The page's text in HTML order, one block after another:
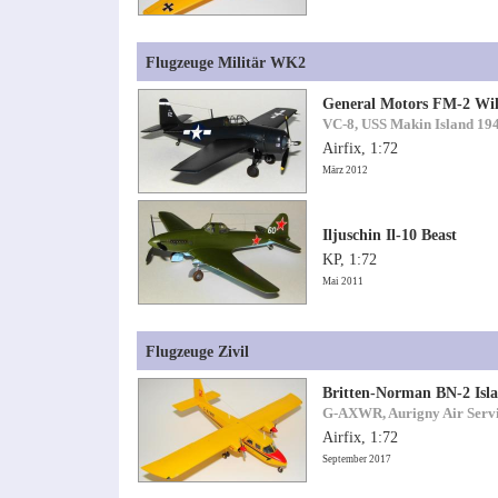
Flugzeuge Militär WK2
General Motors FM-2
VC-8, USS Makin Island
Airfix, 1:72
März 2012
Iljuschin Il-10 Beast
KP, 1:72
Mai 2011
Flugzeuge Zivil
Britten-Norman BN-2
G-AXWR, Aurigny Air
Airfix, 1:72
September 2017